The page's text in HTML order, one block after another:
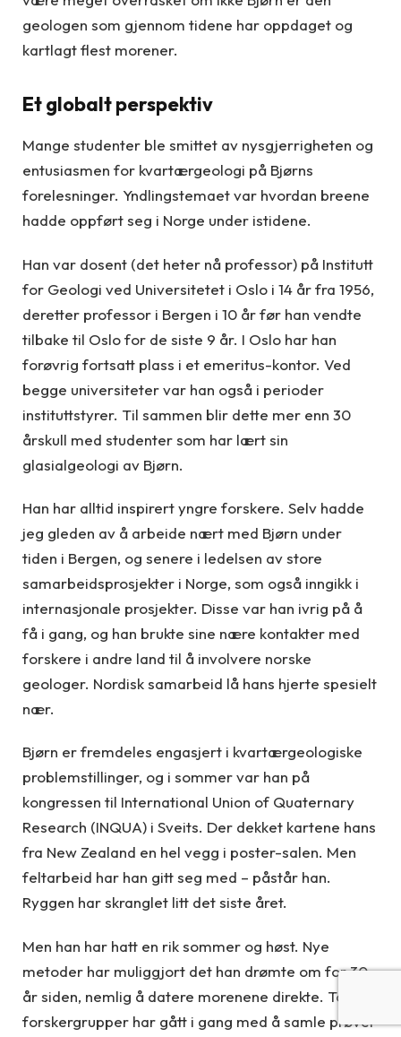
geologen som gjennom tidene har oppdaget og
kartlagt flest morener.
Et globalt perspektiv
Mange studenter ble smittet av nysgjerrigheten og
entusiasmen for kvartærgeologi på Bjørns
forelesninger. Yndlingstemaet var hvordan breene
hadde oppført seg i Norge under istidene.
Han var dosent (det heter nå professor) på Institutt
for Geologi ved Universitetet i Oslo i 14 år fra 1956,
deretter professor i Bergen i 10 år før han vendte
tilbake til Oslo for de siste 9 år. I Oslo har han
forøvrig fortsatt plass i et emeritus-kontor. Ved
begge universiteter var han også i perioder
instituttstyrer. Til sammen blir dette mer enn 30
årskull med studenter som har lært sin
glasialgeologi av Bjørn.
Han har alltid inspirert yngre forskere. Selv hadde
jeg gleden av å arbeide nært med Bjørn under
tiden i Bergen, og senere i ledelsen av store
samarbeidsprosjekter i Norge, som også inngikk i
internasjonale prosjekter. Disse var han ivrig på å
få i gang, og han brukte sine nære kontakter med
forskere i andre land til å involvere norske
geologer. Nordisk samarbeid lå hans hjerte spesielt
nær.
Bjørn er fremdeles engasjert i kvartærgeologiske
problemstillinger, og i sommer var han på
kongressen til International Union of Quaternary
Research (INQUA) i Sveits. Der dekket kartene hans
fra New Zealand en hel vegg i poster-salen. Men
feltarbeid har han gitt seg med – påstår han.
Ryggen har skranglet litt det siste året.
Men han har hatt en rik sommer og høst. Nye
metoder har muliggjort det han drømte om for 30
år siden, nemlig å datere morenene direkte. To
forskergrupper har gått i gang med å samle prøver